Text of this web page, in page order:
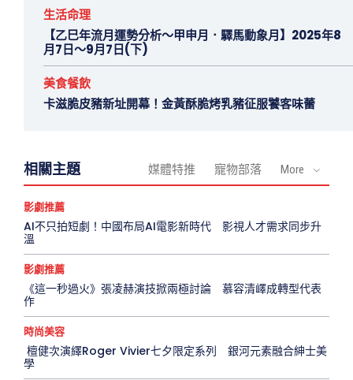
生活命理
【乙巳年流月運勢分析～甲申月．驛馬動象月】2025年8
月7日～9月7日(下)
美食餐飲
卡滋脆皮豬新址開幕！金黃酥脆烤乳豬征服饕客味蕾
相關主題 媒體特推 寵物部落 More
影劇推薦
AI不只拍短劇！中國布局AI電影新時代 影視人才需求同步升
溫
影劇推薦
《這一秒過火》張凌赫演技掀兩極討論 慕容清嶧成轉型代表
作
時尚美容
檀健次演繹Roger Vivier七夕限定系列 銀河元素融合紳士美
學